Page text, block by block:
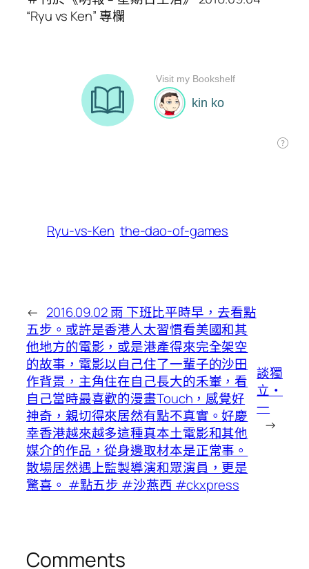
“Ryu vs Ken” 專欄
Ryu-vs-Ken the-dao-of-games
← 2016.09.02 雨 下班比平時早，去看點
五步。或許是香港人太習慣看美國和其
他地方的電影，或是港產得來完全架空
的故事，電影以自己住了一輩子的沙田
作背景，主角住在自己長大的禾輋，看
自己當時最喜歡的漫畫Touch，感覺好
神奇，親切得來居然有點不真實。好慶
幸香港越來越多這種真本土電影和其他
媒介的作品，從身邊取材本是正常事。
散場居然遇上監製導演和眾演員，更是
驚喜。 #點五步 #沙燕西 #ckxpress
談獨
立・
一
→
Comments